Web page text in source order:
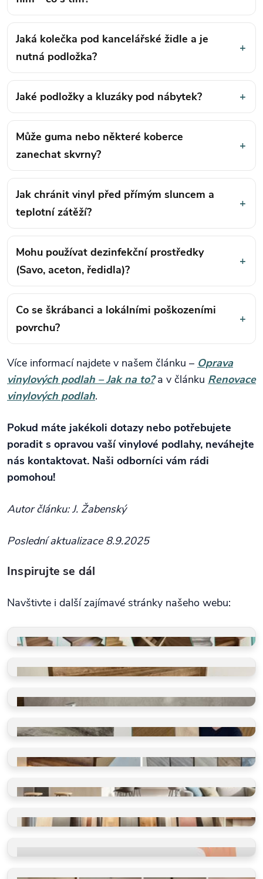
Jaká kolečka pod kancelářské židle a je
nutná podložka?
+
Jaké podložky a kluzáky pod nábytek? +
Může guma nebo některé koberce
zanechat skvrny?
+
Jak chránit vinyl před přímým sluncem a
teplotní zátěží?
+
Mohu používat dezinfekční prostředky
(Savo, aceton, ředidla)?
+
Co se škrábanci a lokálními poškozeními
povrchu?
+
Více informací najdete v našem článku – Oprava
vinylových podlah – Jak na to?a v článku Renovace
vinylových podlah.
Pokud máte jakékoli dotazy nebo potřebujete
poradit s opravou vaší vinylové podlahy, neváhejte
nás kontaktovat. Naši odborníci vám rádi
pomohou!
Autor článku: J. Žabenský
Poslední aktualizace 8.9.2025
Inspirujte se dál
Navštivte i další zajímavé stránky našeho webu:
Schody, koupelny, restaurace
Takto je děláme v BUKOMĚ
Ano, olepujeme i zdi
Ano, olepujeme i zdi
Vidět, cítit, vybrat
Výběr dle místností